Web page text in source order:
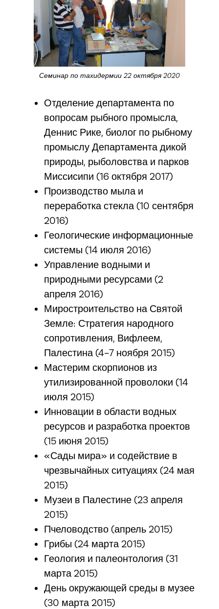
Семинар по тахидермии 22 октября 2020
Отделение департамента по
вопросам рыбного промысла,
Деннис Рике, биолог по рыбному
промыслу Департамента дикой
природы, рыболовства и парков
Миссисипи (16 октября 2017)
Производство мыла и
переработка стекла (10 сентября
2016)
Геологические информационные
системы (14 июля 2016)
Управление водными и
природными ресурсами (2
апреля 2016)
Миростроительство на Святой
Земле: Стратегия народного
сопротивления, Вифлеем,
Палестина (4-7 ноября 2015)
Мастерим скорпионов из
утилизированной проволоки (14
июля 2015)
Инновации в области водных
ресурсов и разработка проектов
(15 июня 2015)
«Сады мира» и содействие в
чрезвычайных ситуациях (24 мая
2015)
Музеи в Палестине (23 апреля
2015)
Пчеловодство (апрель 2015)
Грибы (24 марта 2015)
Геология и палеонтология (31
марта 2015)
День окружающей среды в музее
(30 марта 2015)